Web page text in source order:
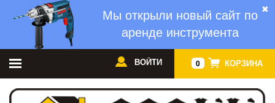
✖
Мы открыли новый сайт по
аренде инструмента
0 КОРЗИНА
ВОЙТИ